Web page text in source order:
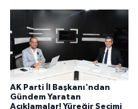
AK Parti İl Başkanı'ndan
Gündem Yaratan
Açıklamalar! Yüreğir Seçimi